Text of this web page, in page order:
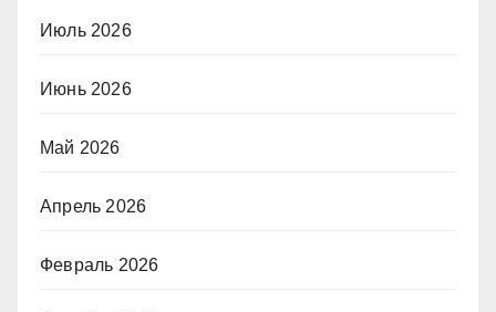
Июль 2026
Июнь 2026
Май 2026
Апрель 2026
Февраль 2026